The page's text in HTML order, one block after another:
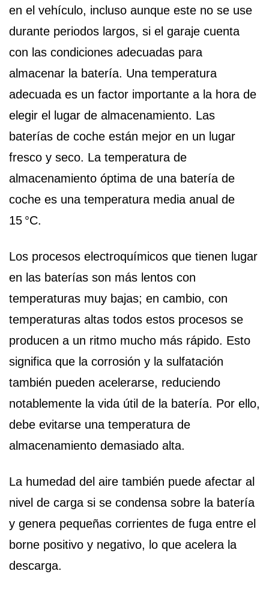
en el vehículo, incluso aunque este no se use
durante periodos largos, si el garaje cuenta
con las condiciones adecuadas para
almacenar la batería. Una temperatura
adecuada es un factor importante a la hora de
elegir el lugar de almacenamiento. Las
baterías de coche están mejor en un lugar
fresco y seco. La temperatura de
almacenamiento óptima de una batería de
coche es una temperatura media anual de
15 °C.
Los procesos electroquímicos que tienen lugar
en las baterías son más lentos con
temperaturas muy bajas; en cambio, con
temperaturas altas todos estos procesos se
producen a un ritmo mucho más rápido. Esto
significa que la corrosión y la sulfatación
también pueden acelerarse, reduciendo
notablemente la vida útil de la batería. Por ello,
debe evitarse una temperatura de
almacenamiento demasiado alta.
La humedad del aire también puede afectar al
nivel de carga si se condensa sobre la batería
y genera pequeñas corrientes de fuga entre el
borne positivo y negativo, lo que acelera la
descarga.